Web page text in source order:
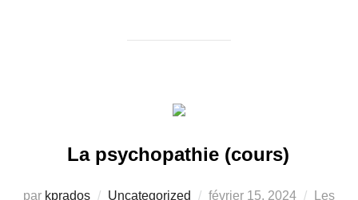
La psychopathie (cours)
par kprados Uncategorized
Publié
février 15, 2024
Les